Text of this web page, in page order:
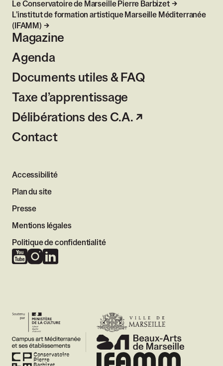
Magazine
Agenda
Documents utiles & FAQ
Taxe d’apprentissage
Délibérations des C.A.
Contact
Le Conservatoire de Marseille Pierre Barbizet
L’institut de formation artistique Marseille Méditerranée
(IFAMM)
Accessibilité
Plan du site
Presse
Mentions légales
Politique de confidentialité